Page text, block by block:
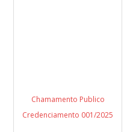
Chamamento Publico
Credenciamento 001/2025